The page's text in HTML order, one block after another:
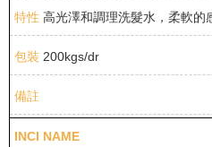
高光澤和調理洗髮水，柔軟的
200kgs/dr